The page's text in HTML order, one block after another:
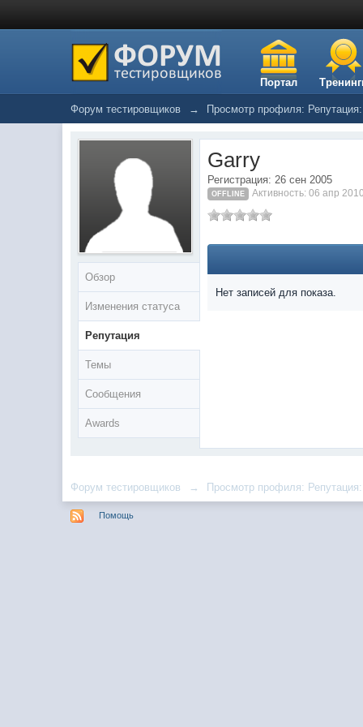
Портал
Форум тестировщиков → Просмотр профиля:
Обзор
Изменения статуса
Репутация
Темы
Сообщения
Awards
Garry
Регистрация: 26 сен 2005
OFFLINE Активность: 06 апр
Нет записей для показа.
Форум тестировщиков → Просмотр профиля:
Помощь